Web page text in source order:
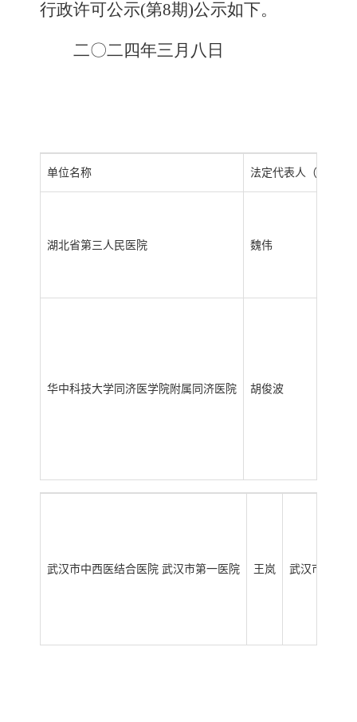
行政许可公示(第8期)公示如下。
二〇二四年三月八日
单位名称 法定代表人（负责人
湖北省第三人民医院 魏伟
华中科技大学同济医学院附属同济医院 胡俊波
武汉市中西医结合医院 武汉市第一医院 王岚 武汉市中山